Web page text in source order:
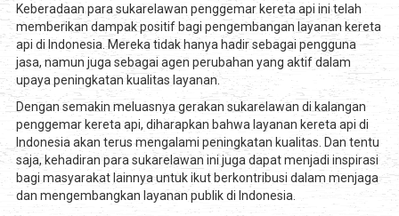
Keberadaan para sukarelawan penggemar kereta api ini telah
memberikan dampak positif bagi pengembangan layanan kereta
api di Indonesia. Mereka tidak hanya hadir sebagai pengguna
jasa, namun juga sebagai agen perubahan yang aktif dalam
upaya peningkatan kualitas layanan.
Dengan semakin meluasnya gerakan sukarelawan di kalangan
penggemar kereta api, diharapkan bahwa layanan kereta api di
Indonesia akan terus mengalami peningkatan kualitas. Dan tentu
saja, kehadiran para sukarelawan ini juga dapat menjadi inspirasi
bagi masyarakat lainnya untuk ikut berkontribusi dalam menjaga
dan mengembangkan layanan publik di Indonesia.